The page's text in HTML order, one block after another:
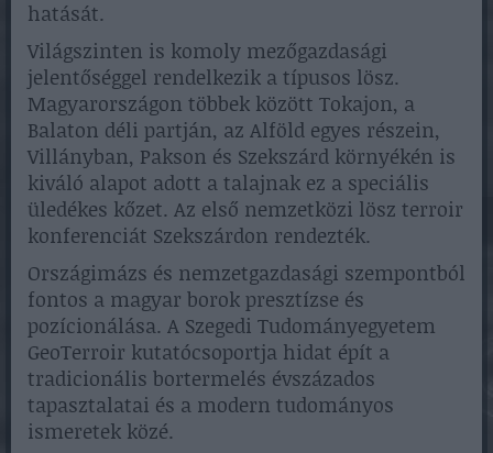
hatását.
Világszinten is komoly mezőgazdasági
jelentőséggel rendelkezik a típusos lösz.
Magyarországon többek között Tokajon, a
Balaton déli partján, az Alföld egyes részein,
Villányban, Pakson és Szekszárd környékén is
kiváló alapot adott a talajnak ez a speciális
üledékes kőzet. Az első nemzetközi lösz terroir
konferenciát Szekszárdon rendezték.
Országimázs és nemzetgazdasági szempontból
fontos a magyar borok presztízse és
pozícionálása. A Szegedi Tudományegyetem
GeoTerroir kutatócsoportja hidat épít a
tradicionális bortermelés évszázados
tapasztalatai és a modern tudományos
ismeretek közé.